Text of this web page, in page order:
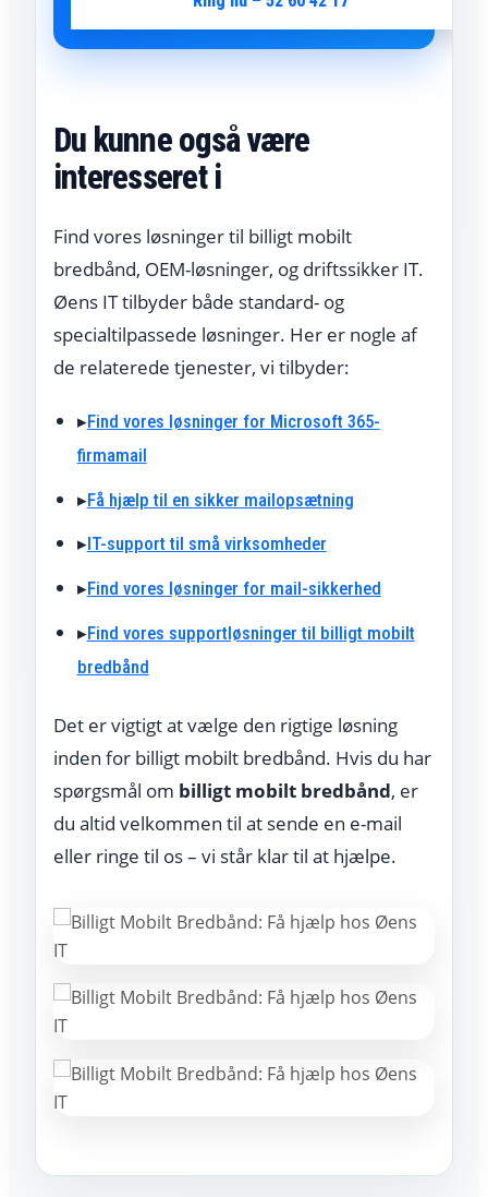
Du kunne også være
interesseret i
Find vores løsninger til billigt mobilt
bredbånd, OEM-løsninger, og driftssikker IT.
Øens IT tilbyder både standard- og
specialtilpassede løsninger. Her er nogle af
de relaterede tjenester, vi tilbyder:
▸Find vores løsninger for Microsoft 365-
firmamail
▸Få hjælp til en sikker mailopsætning
▸IT-support til små virksomheder
▸Find vores løsninger for mail-sikkerhed
▸Find vores supportløsninger til billigt mobilt
bredbånd
Det er vigtigt at vælge den rigtige løsning
inden for billigt mobilt bredbånd. Hvis du har
spørgsmål om billigt mobilt bredbånd, er
du altid velkommen til at sende en e-mail
eller ringe til os – vi står klar til at hjælpe.